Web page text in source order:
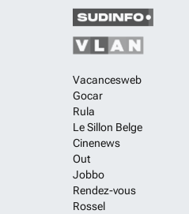
Vacancesweb
Gocar
Rula
Le Sillon Belge
Cinenews
Out
Jobbo
Rendez-vous
Rossel